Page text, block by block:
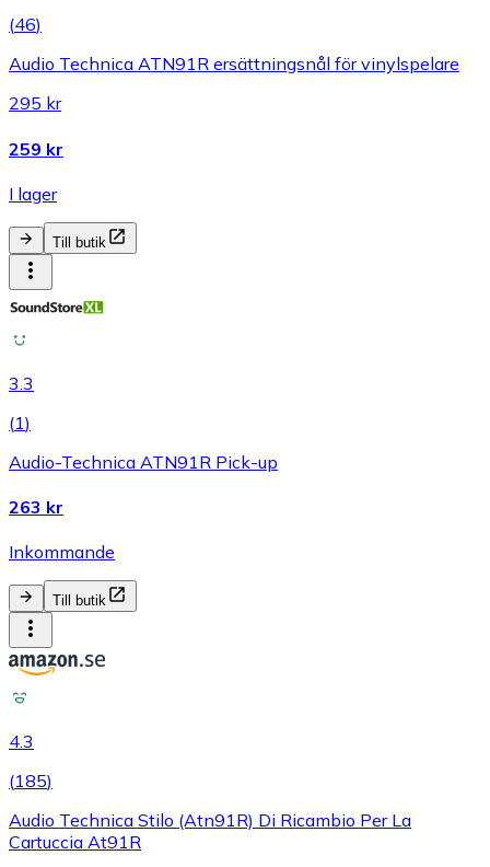
(46)
Audio Technica ATN91R ersättningsnål för vinylspelare
295 kr
259 kr
I lager
Till butik
3.3
(1)
Audio-Technica ATN91R Pick-up
263 kr
Inkommande
Till butik
4.3
(185)
Audio Technica Stilo (Atn91R) Di Ricambio Per La
Cartuccia At91R